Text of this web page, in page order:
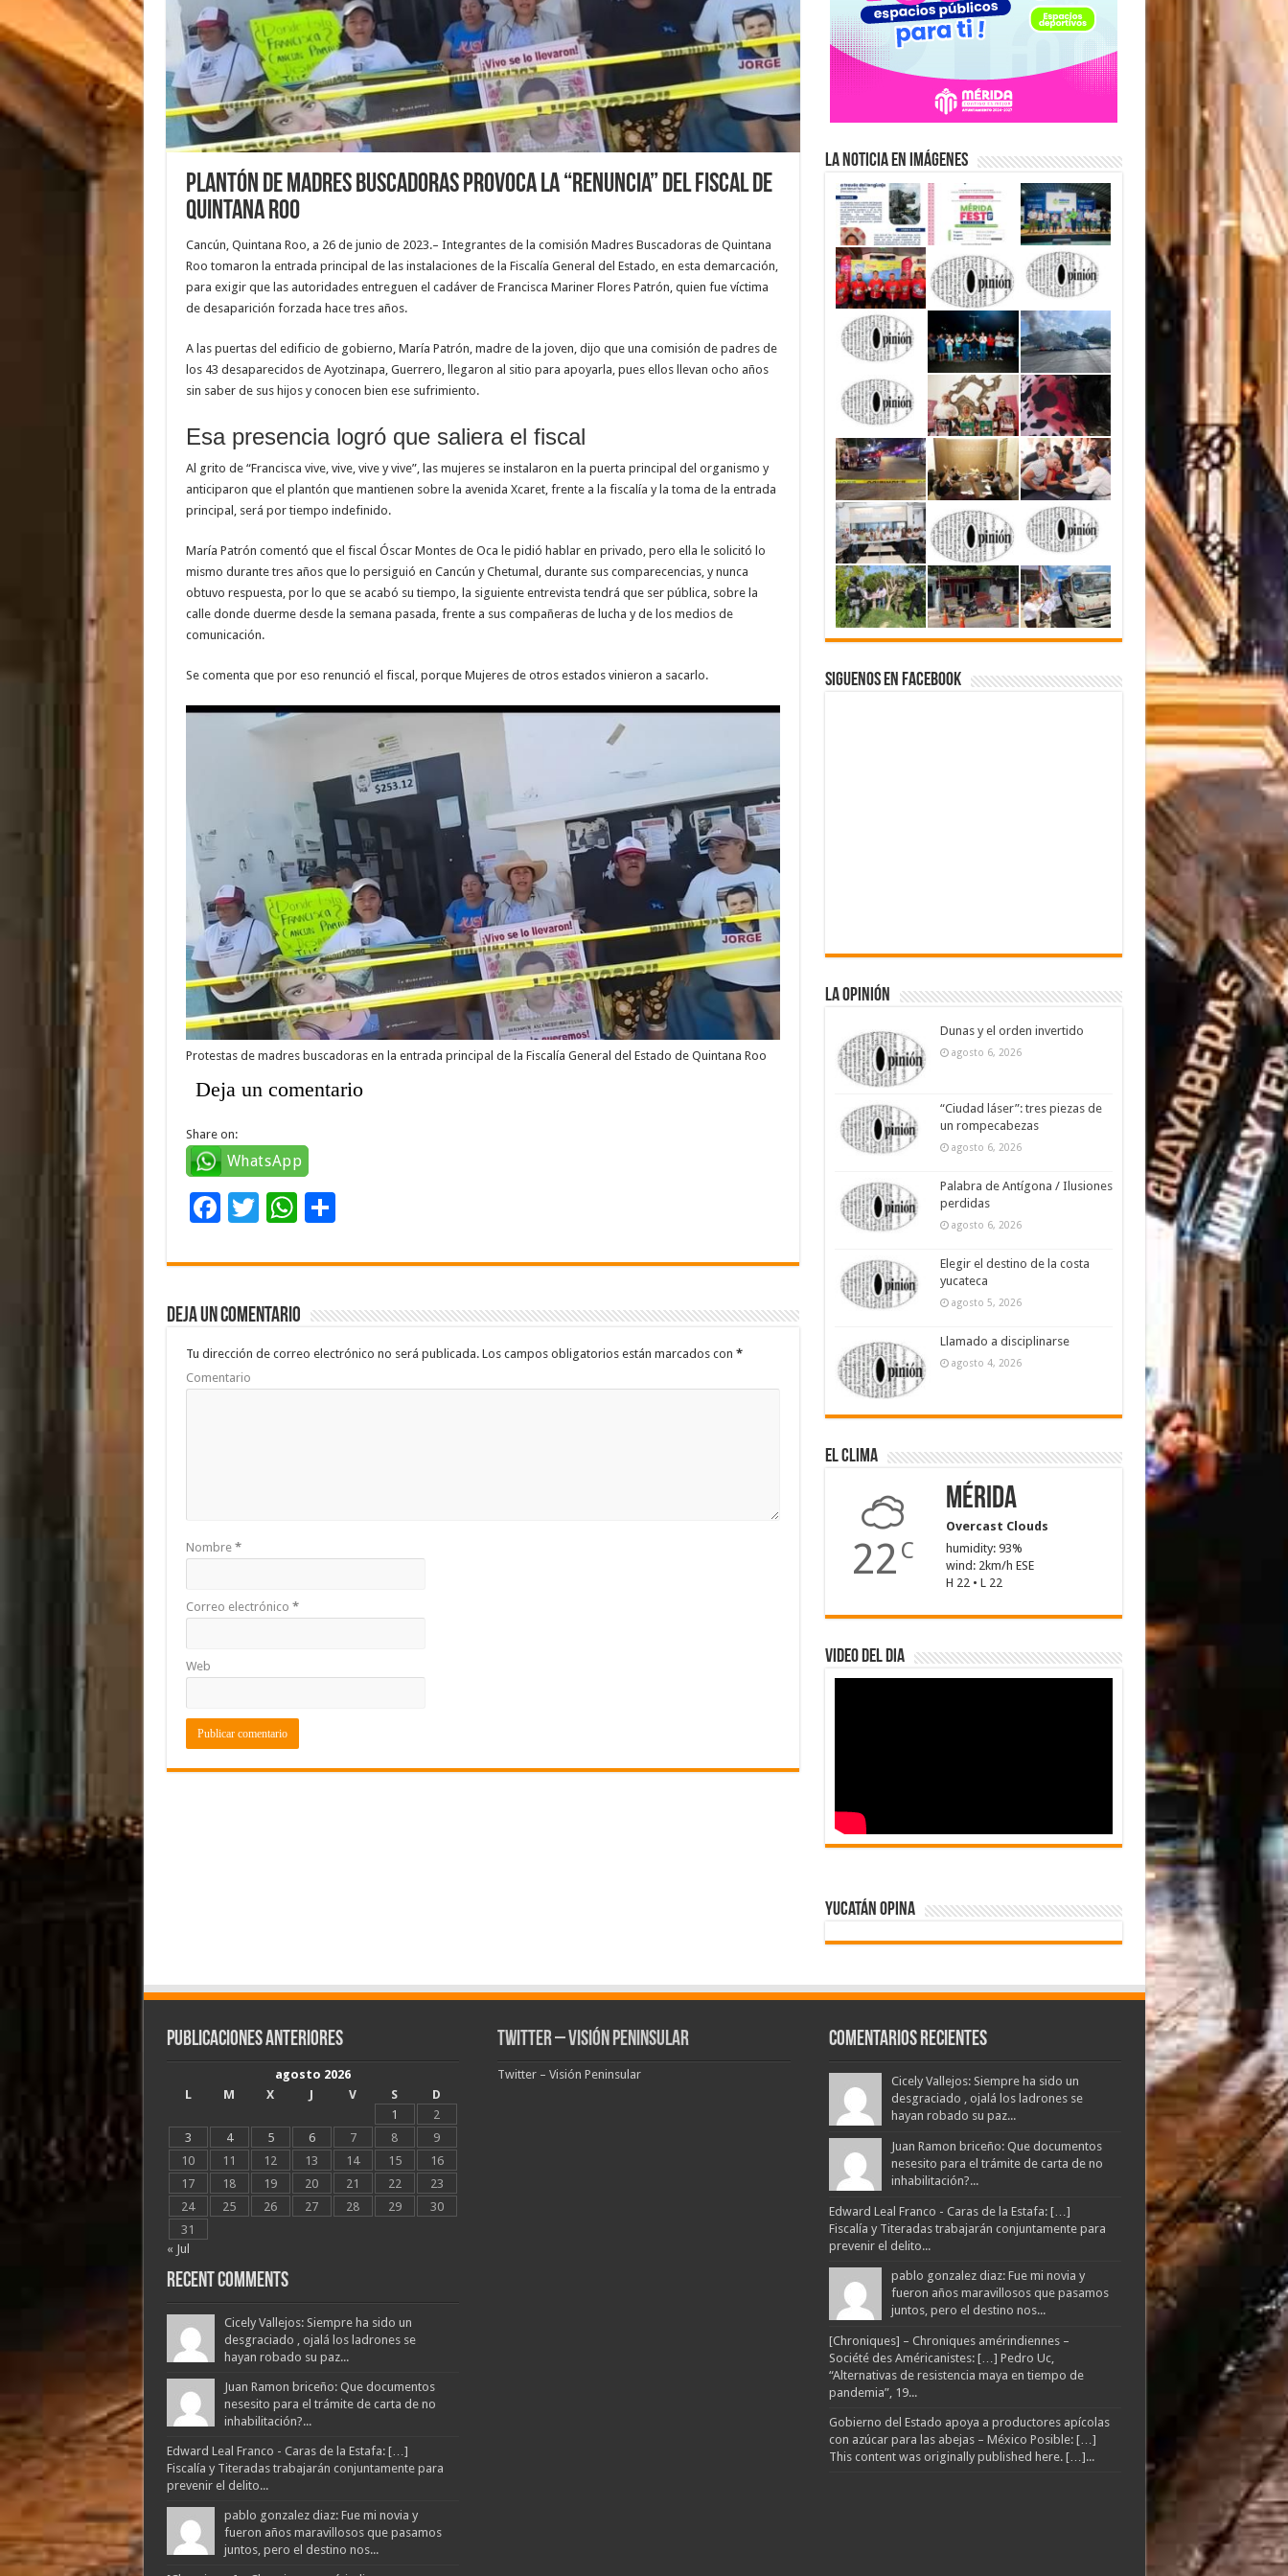
Plantón de madres buscadoras provoca la “renuncia” del fiscal de
Quintana Roo
Cancún, Quintana Roo, a 26 de junio de 2023.– Integrantes de la comisión Madres Buscadoras de Quintana
Roo tomaron la entrada principal de las instalaciones de la Fiscalía General del Estado, en esta demarcación,
para exigir que las autoridades entreguen el cadáver de Francisca Mariner Flores Patrón, quien fue víctima
de desaparición forzada hace tres años.
A las puertas del edificio de gobierno, María Patrón, madre de la joven, dijo que una comisión de padres de
los 43 desaparecidos de Ayotzinapa, Guerrero, llegaron al sitio para apoyarla, pues ellos llevan ocho años
sin saber de sus hijos y conocen bien ese sufrimiento.
Esa presencia logró que saliera el fiscal
Al grito de “Francisca vive, vive, vive y vive”, las mujeres se instalaron en la puerta principal del organismo y
anticiparon que el plantón que mantienen sobre la avenida Xcaret, frente a la fiscalía y la toma de la entrada
principal, será por tiempo indefinido.
María Patrón comentó que el fiscal Óscar Montes de Oca le pidió hablar en privado, pero ella le solicitó lo
mismo durante tres años que lo persiguió en Cancún y Chetumal, durante sus comparecencias, y nunca
obtuvo respuesta, por lo que se acabó su tiempo, la siguiente entrevista tendrá que ser pública, sobre la
calle donde duerme desde la semana pasada, frente a sus compañeras de lucha y de los medios de
comunicación.
Se comenta que por eso renunció el fiscal, porque Mujeres de otros estados vinieron a sacarlo.
Protestas de madres buscadoras en la entrada principal de la Fiscalía General del Estado de Quintana Roo
Deja un comentario
Share on:
WhatsApp
F
e
b
o
o
k
T
tt
er
W
at
sA
p
p
C
m
ar
ti
r
Deja un comentario
Tu dirección de correo electrónico no será publicada.Los campos obligatorios están marcados con *
Comentario
Nombre *
Correo electrónico *
Web
La Noticia en Imágenes
Siguenos en Facebook
La Opinión
Dunas y el orden invertido
agosto 6, 2026
“Ciudad láser”: tres piezas de
un rompecabezas
agosto 6, 2026
Palabra de Antígona / Ilusiones
perdidas
agosto 6, 2026
Elegir el destino de la costa
yucateca
agosto 5, 2026
Llamado a disciplinarse
agosto 4, 2026
El Clima
22 C
Mérida
Overcast Clouds
humidity: 93%
wind: 2km/h ESE
H 22 • L 22
Video del dia
Yucatán Opina
Publicaciones Anteriores
agosto 2026
L
M X J V S
D
1
2
3
4 5 6 7 8
9
10
11 12 13 14 15
16
17
18 19 20 21 22
23
24
25 26 27 28 29
30
31
« Jul
Recent Comments
Cicely Vallejos: Siempre ha sido un
desgraciado , ojalá los ladrones se
hayan robado su paz...
Juan Ramon briceño: Que documentos
nesesito para el trámite de carta de no
inhabilitación?...
Edward Leal Franco - Caras de la Estafa: […]
Fiscalía y Titeradas trabajarán conjuntamente para
prevenir el delito...
pablo gonzalez diaz: Fue mi novia y
fueron años maravillosos que pasamos
juntos, pero el destino nos...
Twitter – Visión Peninsular
Twitter – Visión Peninsular
Comentarios Recientes
Cicely Vallejos: Siempre ha sido un
desgraciado , ojalá los ladrones se
hayan robado su paz...
Juan Ramon briceño: Que documentos
nesesito para el trámite de carta de no
inhabilitación?...
Edward Leal Franco - Caras de la Estafa: […]
Fiscalía y Titeradas trabajarán conjuntamente para
prevenir el delito...
pablo gonzalez diaz: Fue mi novia y
fueron años maravillosos que pasamos
juntos, pero el destino nos...
[Chroniques] – Chroniques amérindiennes –
Société des Américanistes: […] Pedro Uc,
“Alternativas de resistencia maya en tiempo de
pandemia”, 19...
Gobierno del Estado apoya a productores apícolas
con azúcar para las abejas – México Posible: […]
This content was originally published here. […]...